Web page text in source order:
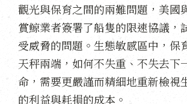
觀光與保育之間的兩難問題，美國
賞鯨業者簽署了船隻的限速協議，
受威脅的問題。生態敏感區中，保
天秤兩端，如何不失重、不失去下
命，需要更嚴謹而精細地重新檢視
的利益與耗損的成本。